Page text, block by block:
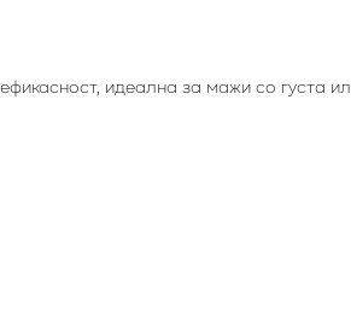
идеална за мажи со густа